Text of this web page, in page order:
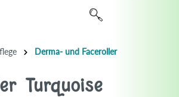
Derma- und Faceroller
Turquoise